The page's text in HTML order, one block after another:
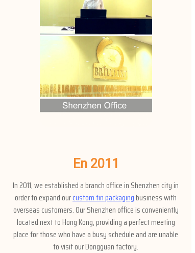
En 2011
In 2011, we established a branch office in Shenzhen city in
order to expand ourcustom tin packagingbusiness with
overseas customers. Our Shenzhen office is conveniently
located next to Hong Kong, providing a perfect meeting
place for those who have a busy schedule and are unable
to visit our Dongguan factory.